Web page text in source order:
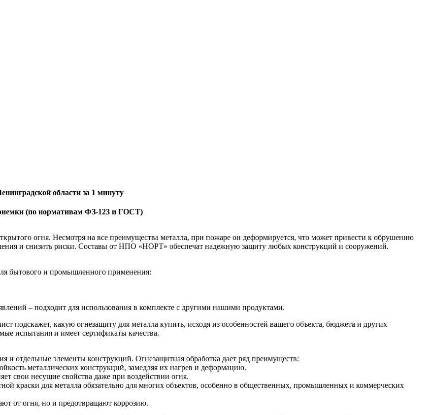
области за 1 минуту
(по нормативам ФЗ-123 и ГОСТ)
огня. Несмотря на все преимущества металла, при пожаре он деформируется, что может привести к обрушению
и снизить риски. Составы от НПО «НОРТ» обеспечат надежную защиту любых конструкций и сооружений.
бытового и промышленного применения:
– подходит для использования в комплекте с другими нашими продуктами.
подскажет, какую огнезащиту для металла купить, исходя из особенностей вашего объекта, бюджета и других
испытания и имеет сертификаты качества.
и отдельные элементы конструкций. Огнезащитная обработка дает ряд преимуществ:
металлических конструкций, замедляя их нагрев и деформацию.
свои несущие свойства даже при воздействии огня.
краски для металла обязательно для многих объектов, особенно в общественных, промышленных и коммерческих
от огня, но и предотвращают коррозию.